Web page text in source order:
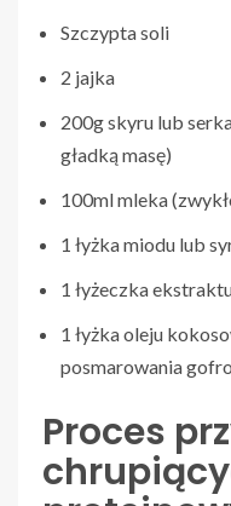
Szczypta soli
2 jajka
200g skyru lub
gładką masę)
100ml mleka
1 łyżka miodu lub
1 łyżeczka
1 łyżka oleju
posmarowania
Proces